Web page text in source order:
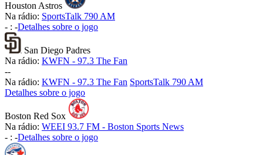
Houston Astros
Na rádio: SportsTalk 790 AM
- : -Detalhes sobre o jogo
San Diego Padres
Na rádio: KWFN - 97.3 The Fan
--
Na rádio: KWFN - 97.3 The Fan SportsTalk 790 AM
Detalhes sobre o jogo
Boston Red Sox
Na rádio: WEEI 93.7 FM - Boston Sports News
- : -Detalhes sobre o jogo